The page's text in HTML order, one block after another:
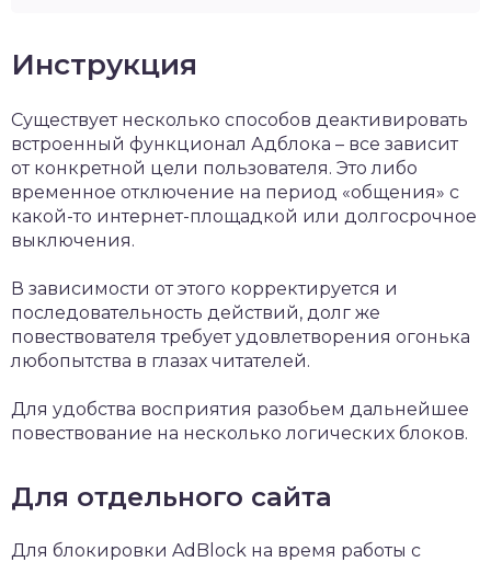
Инструкция
Существует несколько способов деактивировать
встроенный функционал Адблока – все зависит
от конкретной цели пользователя. Это либо
временное отключение на период «общения» с
какой-то интернет-площадкой или долгосрочное
выключения.
В зависимости от этого корректируется и
последовательность действий, долг же
повествователя требует удовлетворения огонька
любопытства в глазах читателей.
Для удобства восприятия разобьем дальнейшее
повествование на несколько логических блоков.
Для отдельного сайта
Для блокировки AdBlock на время работы с